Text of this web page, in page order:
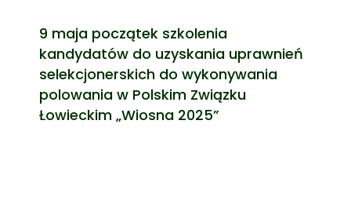
9 maja początek szkolenia
kandydatów do uzyskania uprawnień
selekcjonerskich do wykonywania
polowania w Polskim Związku
Łowieckim „Wiosna 2025”